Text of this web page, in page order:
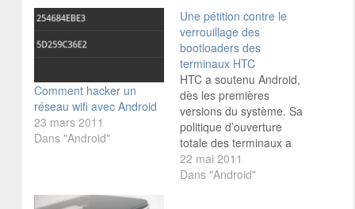
Comment hacker un
réseau wifi avec Android
23 mars 2011
Dans "Android"
Une pétition contre le
verrouillage des
bootloaders des
terminaux HTC
HTC a soutenu Android,
dès les premières
versions du système. Sa
politique d’ouverture
totale des terminaux a
donné une très bonne
image du constructeur
22 mai 2011
Dans "Android"